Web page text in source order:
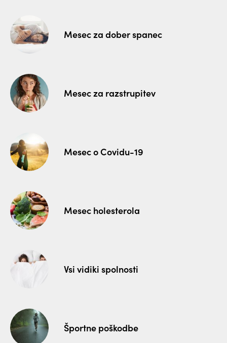
Mesec za dober spanec
Mesec za razstrupitev
Mesec o Covidu-19
Mesec holesterola
Vsi vidiki spolnosti
Športne poškodbe